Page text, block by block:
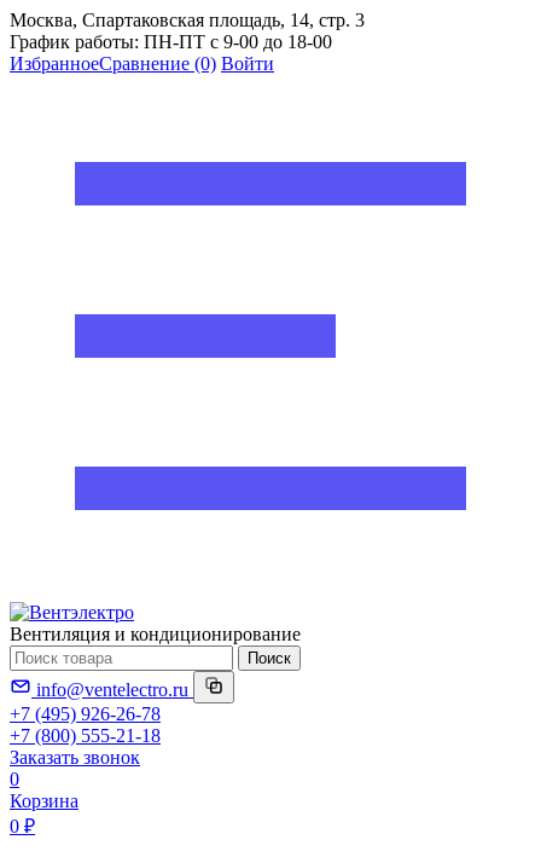
Москва, Спартаковская площадь, 14, стр. 3
График работы: ПН-ПТ с 9-00 до 18-00
ИзбранноеСравнение (0) Войти
Вентиляция и кондиционирование
Поиск
info@ventelectro.ru
+7 (495) 926-26-78
+7 (800) 555-21-18
Заказать звонок
0
Корзина
0 ₽